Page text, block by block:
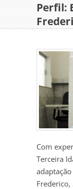
Perfil:
Com
Terceira